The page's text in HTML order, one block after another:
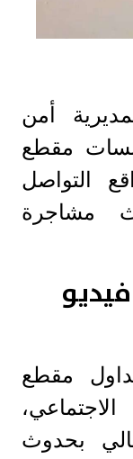
أمن
مقطع
التواصل
مشاجرة
مقطع
بحدوث